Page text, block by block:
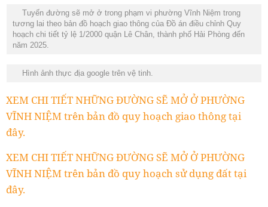
Tuyến đường sẽ mở ở trong phạm vi phường Vĩnh Niệm trong
tương lai theo bản đồ hoạch giao thông của Đồ án điều chỉnh Quy
hoạch chi tiết tỷ lệ 1/2000 quận Lê Chân, thành phố Hải Phòng đến
năm 2025.
Hình ảnh thực địa google trên vệ tinh.
XEM CHI TIẾT NHỮNG ĐƯỜNG SẼ MỞ Ở PHƯỜNG
VĨNH NIỆM trên bản đồ quy hoạch giao thông tại
đây.
XEM CHI TIẾT NHỮNG ĐƯỜNG SẼ MỞ Ở PHƯỜNG
VĨNH NIỆM trên bản đồ quy hoạch sử dụng đất tại
đây.